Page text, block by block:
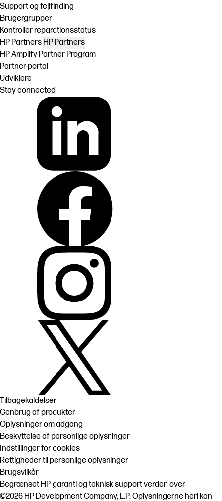
Support og fejlfinding
Brugergrupper
Kontroller reparationsstatus
HP Partners HP Partners
HP Amplify Partner Program
Partner-portal
Udviklere
Stay connected
Tilbagekaldelser
Genbrug af produkter
Oplysninger om adgang
Beskyttelse af personlige oplysninger
Indstillinger for cookies
Rettigheder til personlige oplysninger
Brugsvilkår
Begrænset HP-garanti og teknisk support verden over
©2026 HP Development Company, L.P. Oplysningerne heri kan